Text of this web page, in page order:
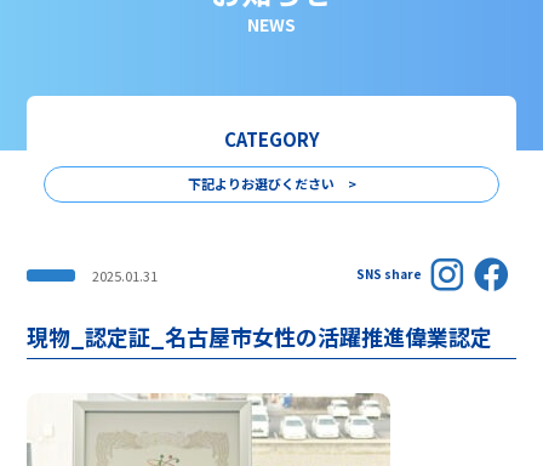
NEWS
CATEGORY
下記よりお選びください >
2025.01.31 SNS share
現物_認定証_名古屋市女性の活躍推進偉業認定